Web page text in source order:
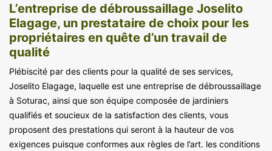
L’entreprise de débroussaillage Joselito
Elagage, un prestataire de choix pour les
propriétaires en quête d’un travail de
qualité
Plébiscité par des clients pour la qualité de ses services,
Joselito Elagage, laquelle est une entreprise de débroussaillage
à Soturac, ainsi que son équipe composée de jardiniers
qualifiés et soucieux de la satisfaction des clients, vous
proposent des prestations qui seront à la hauteur de vos
exigences puisque conformes aux règles de l’art. les conditions